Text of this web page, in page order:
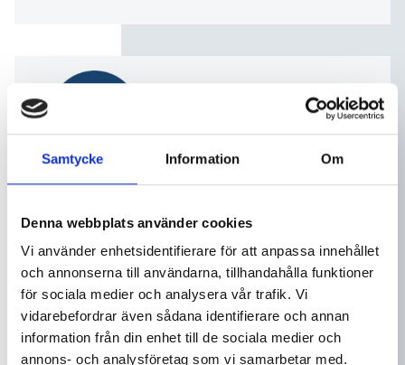
Samtycke Information Om
Denna webbplats använder cookies
Vi använder enhetsidentifierare för att anpassa innehållet
och annonserna till användarna, tillhandahålla funktioner
för sociala medier och analysera vår trafik. Vi
vidarebefordrar även sådana identifierare och annan
information från din enhet till de sociala medier och
annons- och analysföretag som vi samarbetar med.
I november 2024 firade vi på Glebes 80 år av
kvalitet, lokal förankring och engagemang! Sedan
1944 har vi varit en trygg partner inom bygg- och
fastighetsbranschen i Kalmar med omnejd. Nu, över